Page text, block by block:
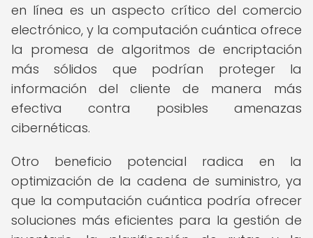
en línea es un aspecto crítico del comercio
electrónico, y la computación cuántica ofrece
la promesa de algoritmos de encriptación
más sólidos que podrían proteger la
información del cliente de manera más
efectiva contra posibles amenazas
cibernéticas.
Otro beneficio potencial radica en la
optimización de la cadena de suministro, ya
que la computación cuántica podría ofrecer
soluciones más eficientes para la gestión de